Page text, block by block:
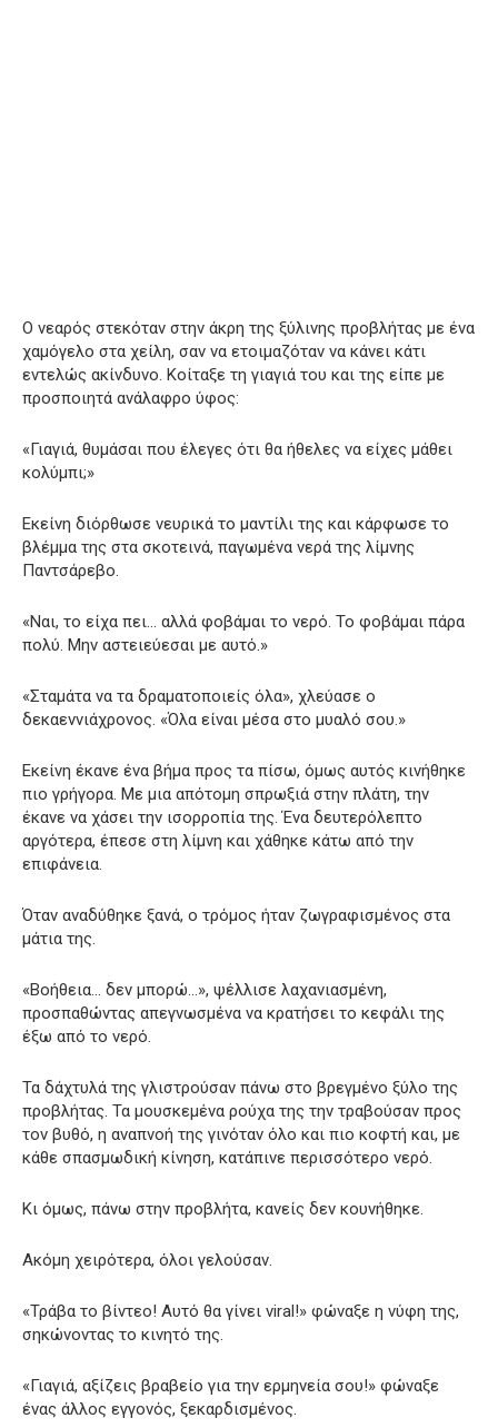
Ο νεαρός στεκόταν στην άκρη της ξύλινης προβλήτας με ένα
χαμόγελο στα χείλη, σαν να ετοιμαζόταν να κάνει κάτι
εντελώς ακίνδυνο. Κοίταξε τη γιαγιά του και της είπε με
προσποιητά ανάλαφρο ύφος:
«Γιαγιά, θυμάσαι που έλεγες ότι θα ήθελες να είχες μάθει
κολύμπι;»
Εκείνη διόρθωσε νευρικά το μαντίλι της και κάρφωσε το
βλέμμα της στα σκοτεινά, παγωμένα νερά της λίμνης
Παντσάρεβο.
«Ναι, το είχα πει… αλλά φοβάμαι το νερό. Το φοβάμαι πάρα
πολύ. Μην αστειεύεσαι με αυτό.»
«Σταμάτα να τα δραματοποιείς όλα», χλεύασε ο
δεκαεννιάχρονος. «Όλα είναι μέσα στο μυαλό σου.»
Εκείνη έκανε ένα βήμα προς τα πίσω, όμως αυτός κινήθηκε
πιο γρήγορα. Με μια απότομη σπρωξιά στην πλάτη, την
έκανε να χάσει την ισορροπία της. Ένα δευτερόλεπτο
αργότερα, έπεσε στη λίμνη και χάθηκε κάτω από την
επιφάνεια.
Όταν αναδύθηκε ξανά, ο τρόμος ήταν ζωγραφισμένος στα
μάτια της.
«Βοήθεια… δεν μπορώ…», ψέλλισε λαχανιασμένη,
προσπαθώντας απεγνωσμένα να κρατήσει το κεφάλι της
έξω από το νερό.
Τα δάχτυλά της γλιστρούσαν πάνω στο βρεγμένο ξύλο της
προβλήτας. Τα μουσκεμένα ρούχα της την τραβούσαν προς
τον βυθό, η αναπνοή της γινόταν όλο και πιο κοφτή και, με
κάθε σπασμωδική κίνηση, κατάπινε περισσότερο νερό.
Κι όμως, πάνω στην προβλήτα, κανείς δεν κουνήθηκε.
Ακόμη χειρότερα, όλοι γελούσαν.
«Τράβα το βίντεο! Αυτό θα γίνει viral!» φώναξε η νύφη της,
σηκώνοντας το κινητό της.
«Γιαγιά, αξίζεις βραβείο για την ερμηνεία σου!» φώναξε
ένας άλλος εγγονός, ξεκαρδισμένος.